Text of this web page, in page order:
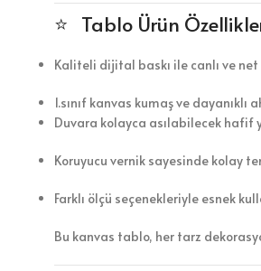
⭐ Tablo Ürün
Kaliteli dijital baskı ile canlı ve
1.sınıf kanvas kumaş ve dayanıklı
Duvara kolayca asılabilecek hafif
Koruyucu vernik sayesinde kolay
Farklı ölçü seçenekleriyle esnek
Bu kanvas tablo, her tarz